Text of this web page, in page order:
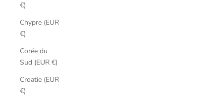
€)
Chypre (EUR
€)
Corée du
Sud (EUR €)
Croatie (EUR
€)